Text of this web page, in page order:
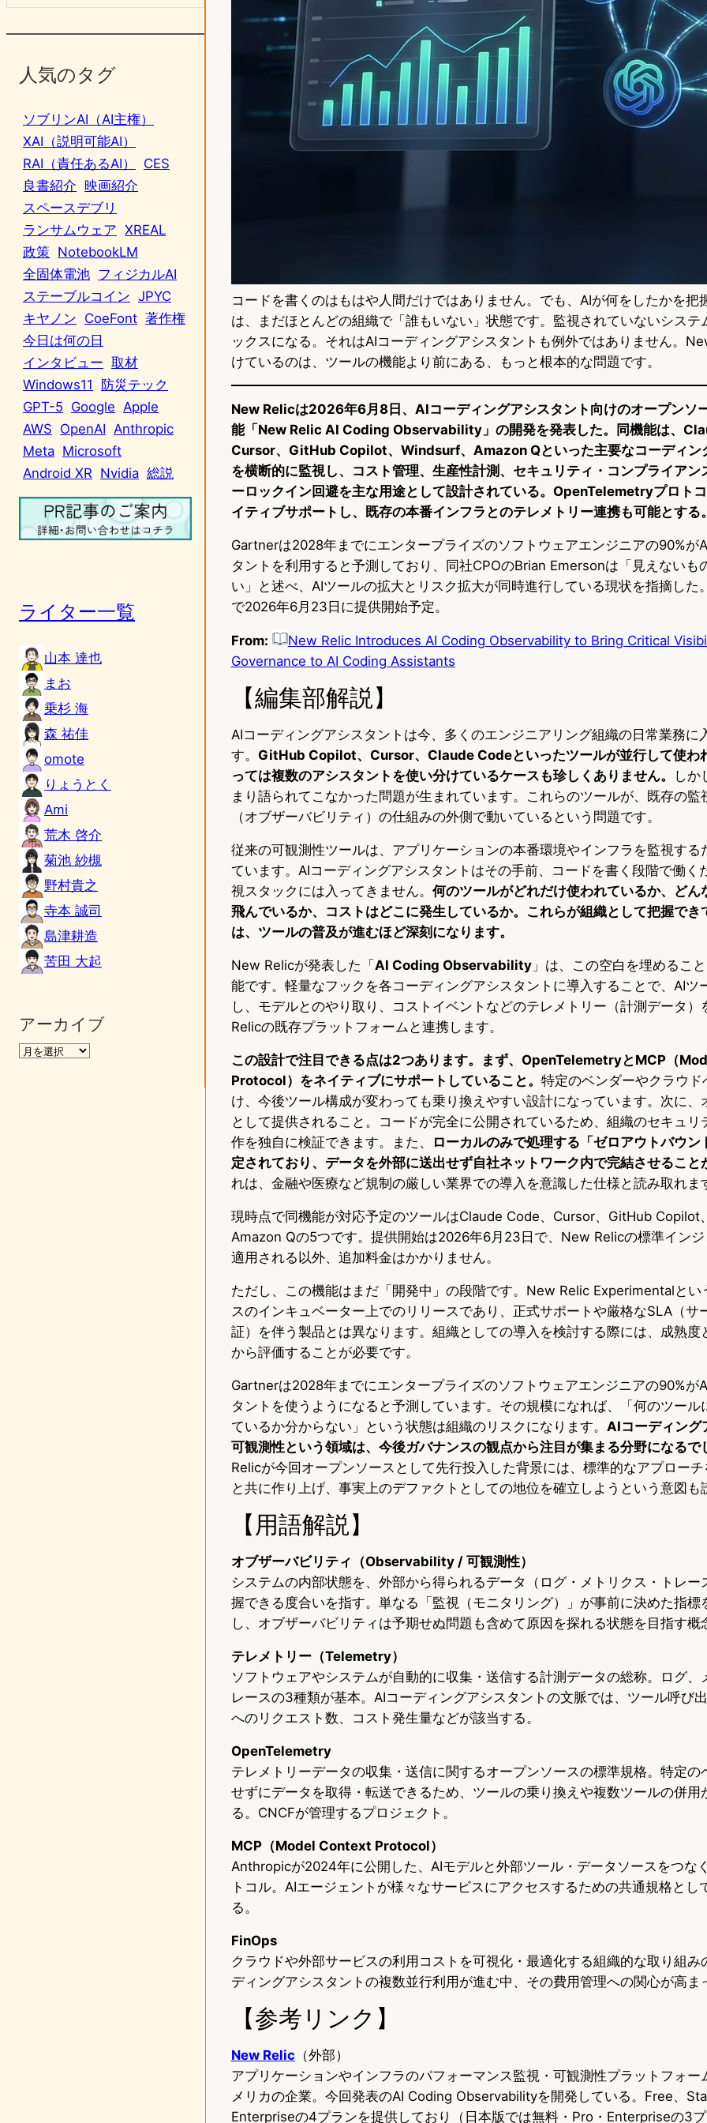
人気のタグ
ソブリンAI（AI主権）
XAI（説明可能AI）
RAI（責任あるAI）
CES
良書紹介 映画紹介
スペースデブリ
ランサムウェア XREAL
政策 NotebookLM
全固体電池 フィジカルAI
ステーブルコイン JPYC
キヤノン CoeFont 著作権
今日は何の日
インタビュー 取材
Windows11
防災テック
GPT-5 Google Apple
AWS OpenAI Anthropic
Meta Microsoft
Android XR Nvidia 総説
ライター一覧
山本 達也
まお
乗杉 海
森 祐佳
omote
りょうとく
Ami
荒木 啓介
菊池 紗槻
野村貴之
寺本 誠司
島津耕造
苦田 大起
アーカイブ
コードを書くのはもはや人間だけではありません。でも、AIが何をしたかを把
は、まだほとんどの組織で「誰もいない」状態です。監視されていないシステ
ックスになる。それはAIコーディングアシスタントも例外ではありません。
けているのは、ツールの機能より前にある、もっと根本的な問題です。
New Relicは2026年6月8日、AIコーディングアシスタント向けのオープンソ
能「New Relic AI Coding Observability」の開発を発表した。同機能は、
Cursor、GitHub Copilot、Windsurf、Amazon Qといった主要なコーディン
を横断的に監視し、コスト管理、生産性計測、セキュリティ・コンプライアン
ーロックイン回避を主な用途として設計されている。OpenTelemetryプロト
イティブサポートし、既存の本番インフラとのテレメトリー連携も可能とする
Gartnerは2028年までにエンタープライズのソフトウェアエンジニアの90%が
タントを利用すると予測しており、同社CPOのBrian Emersonは「見えないも
い」と述べ、AIツールの拡大とリスク拡大が同時進行している現状を指摘した
で2026年6月23日に提供開始予定。
From:
New Relic Introduces AI Coding Observability to Bring Critical
Governance to AI Coding Assistants
【編集部解説】
AIコーディングアシスタントは今、多くのエンジニアリング組織の日常業務に
す。 GitHub Copilot、Cursor、Claude Codeといったツールが並行して使わ
っては複数のアシスタントを使い分けているケースも珍しくありません。
しか
まり語られてこなかった問題が生まれています。これらのツールが、既存の監
（オブザーバビリティ）の仕組みの外側で動いているという問題です。
従来の可観測性ツールは、アプリケーションの本番環境やインフラを監視する
ています。AIコーディングアシスタントはその手前、コードを書く段階で働く
視スタックには入ってきません。 何のツールがどれだけ使われているか、どん
飛んでいるか、コストはどこに発生しているか。これらが組織として把握でき
は、ツールの普及が進むほど深刻になります。
New Relicが発表した「AI Coding Observability」は、この空白を埋めるこ
能です。軽量なフックを各コーディングアシスタントに導入することで、AIツ
し、モデルとのやり取り、コストイベントなどのテレメトリー（計測データ
Relicの既存プラットフォームと連携します。
この設計で注目できる点は2つあります。まず、OpenTelemetryとMCP（
Protocol）をネイティブにサポートしていること。 特定のベンダーやクラウド
け、今後ツール構成が変わっても乗り換えやすい設計になっています。次に、
として提供されること。コードが完全に公開されているため、組織のセキュリ
作を独自に検証できます。また、
ローカルのみで処理する「ゼロアウトバウン
定されており、データを外部に送出せず自社ネットワーク内で完結させること
れは、金融や医療など規制の厳しい業界での導入を意識した仕様と読み取れま
現時点で同機能が対応予定のツールはClaude Code、Cursor、GitHub Copilot
Amazon Qの5つです。提供開始は2026年6月23日で、New Relicの標準イン
適用される以外、追加料金はかかりません。
ただし、この機能はまだ「開発中」の段階です。New Relic Experimentalとい
スのインキュベーター上でのリリースであり、正式サポートや厳格なSLA（サ
証）を伴う製品とは異なります。組織としての導入を検討する際には、成熟度
から評価することが必要です。
Gartnerは2028年までにエンタープライズのソフトウェアエンジニアの90%が
タントを使うようになると予測しています。その規模になれば、「何のツール
ているか分からない」という状態は組織のリスクになります。 AIコーディング
可観測性という領域は、今後ガバナンスの観点から注目が集まる分野になるで
Relicが今回オープンソースとして先行投入した背景には、標準的なアプロー
と共に作り上げ、事実上のデファクトとしての地位を確立しようという意図も
【用語解説】
オブザーバビリティ（Observability / 可観測性）
システムの内部状態を、外部から得られるデータ（ログ・メトリクス・トレー
握できる度合いを指す。単なる「監視（モニタリング）」が事前に決めた指標
し、オブザーバビリティは予期せぬ問題も含めて原因を探れる状態を目指す概
テレメトリー（Telemetry）
ソフトウェアやシステムが自動的に収集・送信する計測データの総称。ログ、
レースの3種類が基本。AIコーディングアシスタントの文脈では、ツール呼び
へのリクエスト数、コスト発生量などが該当する。
OpenTelemetry
テレメトリーデータの収集・送信に関するオープンソースの標準規格。特定の
せずにデータを取得・転送できるため、ツールの乗り換えや複数ツールの併用
る。CNCFが管理するプロジェクト。
MCP（Model Context Protocol）
Anthropicが2024年に公開した、AIモデルと外部ツール・データソースをつな
トコル。AIエージェントが様々なサービスにアクセスするための共通規格とし
る。
FinOps
クラウドや外部サービスの利用コストを可視化・最適化する組織的な取り組み
ディングアシスタントの複数並行利用が進む中、その費用管理への関心が高ま
【参考リンク】
New Relic （外部）
アプリケーションやインフラのパフォーマンス監視・可観測性プラットフォー
メリカの企業。今回発表のAI Coding Observabilityを開発している。Free、
Enterpriseの4プランを提供しており（日本版では無料・Pro・Enterpriseの3